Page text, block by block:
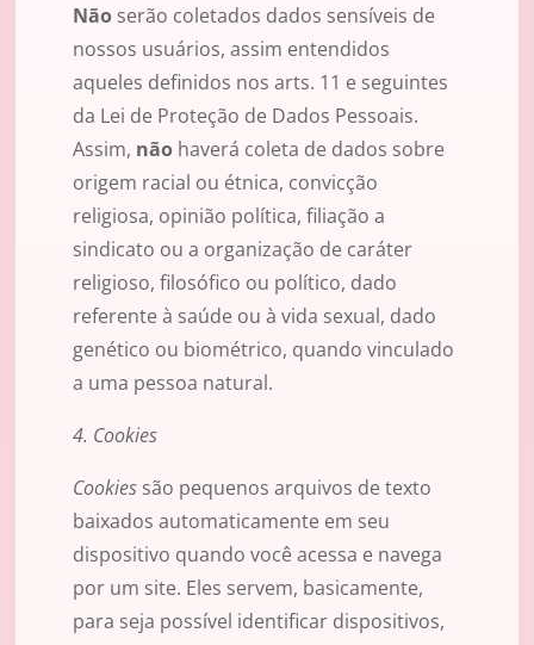
Não serão coletados dados sensíveis de
nossos usuários, assim entendidos
aqueles definidos nos arts. 11 e seguintes
da Lei de Proteção de Dados Pessoais.
Assim, não haverá coleta de dados sobre
origem racial ou étnica, convicção
religiosa, opinião política, filiação a
sindicato ou a organização de caráter
religioso, filosófico ou político, dado
referente à saúde ou à vida sexual, dado
genético ou biométrico, quando vinculado
a uma pessoa natural.
4. Cookies
Cookies são pequenos arquivos de texto
baixados automaticamente em seu
dispositivo quando você acessa e navega
por um site. Eles servem, basicamente,
para seja possível identificar dispositivos,